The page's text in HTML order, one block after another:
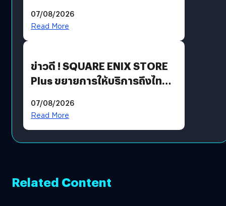
07/08/2026
Read More
ข่าวดี ! SQUARE ENIX STORE
Plus ขยายการให้บริการถึงไทย
โดยตรง
07/08/2026
Read More
Related Content